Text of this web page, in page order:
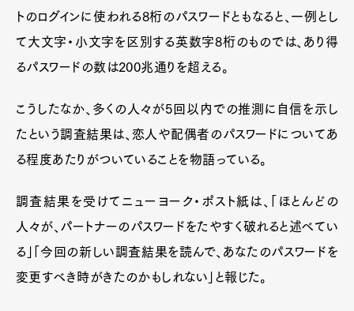
トのログインに使われる8桁のパスワードともなると、一例とし
て大文字・小文字を区別する英数字8桁のものでは、あり得
るパスワードの数は200兆通りを超える。
こうしたなか、多くの人々が5回以内での推測に自信を示し
たという調査結果は、恋人や配偶者のパスワードについてあ
る程度あたりがついていることを物語っている。
調査結果を受けてニューヨーク・ポスト紙は、「ほとんどの
人々が、パートナーのパスワードをたやすく破れると述べてい
る」「今回の新しい調査結果を読んで、あなたのパスワードを
変更すべき時がきたのかもしれない」と報じた。